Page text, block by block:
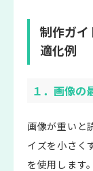
制作ガイ
適化例
１．画像の
画像が重いと
イズを小さく
を使用します